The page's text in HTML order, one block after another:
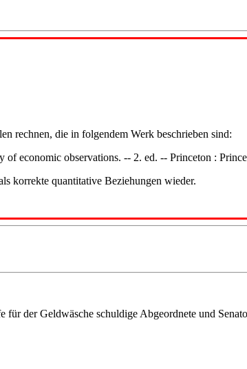
rechnen, die in folgendem Werk beschrieben sind:
of economic observations. -- 2. ed. -- Princeton :
korrekte quantitative Beziehungen wieder.
für der Geldwäsche schuldige Abgeordnete und